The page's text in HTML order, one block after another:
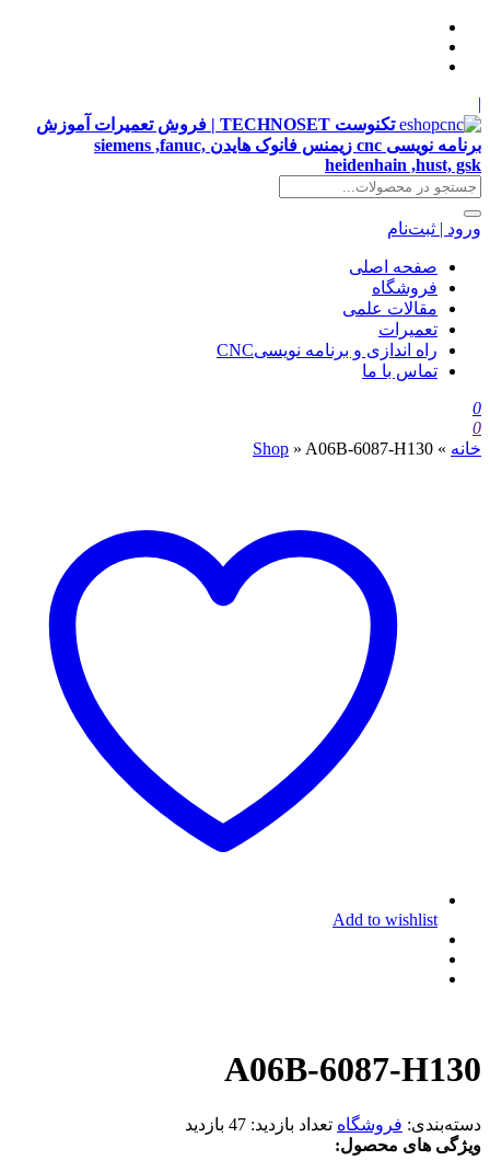
|
تکنوست TECHNOSET | فروش تعمیرات آموزش
برنامه نویسی cnc زیمنس فانوک هایدن siemens ,fanuc,
heidenhain ,hust, gsk
ورود | ثبت‌نام
صفحه اصلی
فروشگاه
مقالات علمی
تعمیرات
راه اندازی و برنامه نویسیCNC
تماس با ما
0
0
خانه »
Shop » A06B-6087-H130
Add to wishlist
A06B-6087-H130
دسته‌بندی: فروشگاه تعداد بازدید: 47 بازدید
ویژگی های محصول: